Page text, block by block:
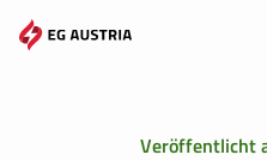
Zum
Inhalt
Veröffentlicht